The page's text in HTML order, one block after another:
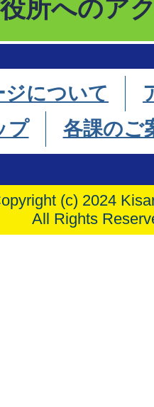
所へのア
について
プ
各課のご
(c) 2024
All Rights